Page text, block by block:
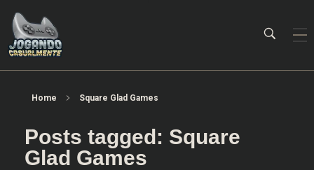
Home Square Glad Games
Posts tagged: Square
Glad Games